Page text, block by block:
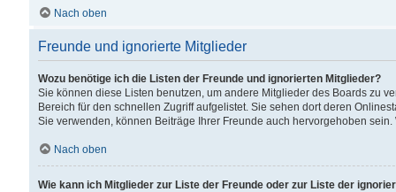
Nach oben
Freunde und ignorierte Mitglieder
Wozu benötige ich die Listen der Freunde und ignorierten Mitglieder?
Sie können diese Listen benutzen, um andere Mitglieder des Boards zu
Bereich für den schnellen Zugriff aufgelistet. Sie sehen dort deren
Sie verwenden, können Beiträge Ihrer Freunde auch hervorgehoben
Nach oben
Wie kann ich Mitglieder zur Liste der Freunde oder zur Liste der